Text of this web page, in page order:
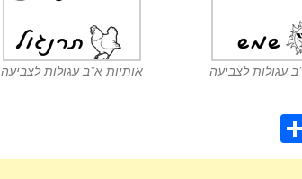
עגולות לצביעה אותיות א”ב עגולות לצביעה
S
h